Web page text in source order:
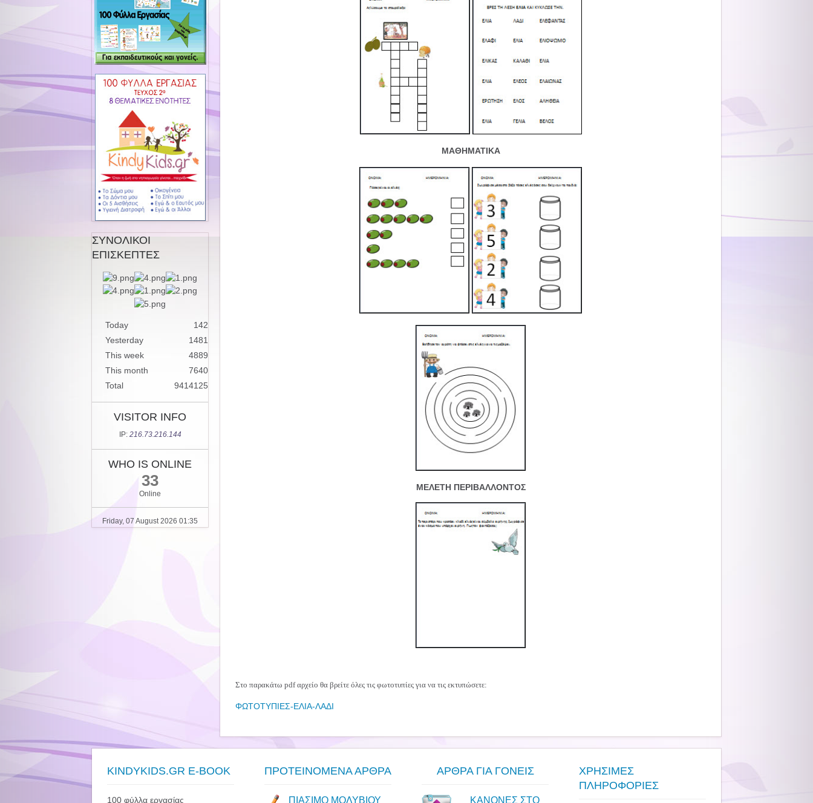
ΜΑΘΗΜΑΤΙΚΑ
ΜΕΛΕΤΗ ΠΕΡΙΒΑΛΛΟΝΤΟΣ
Στο παρακάτω pdf αρχείο θα βρείτε όλες τις φωτοτυπίες για να τις εκτυπώσετε:
ΦΩΤΟΤΥΠΙΕΣ-ΕΛΙΑ-ΛΑΔΙ
ΣΥΝΟΛΙΚΟΙ
ΕΠΙΣΚΕΠΤΕΣ
Today
142
Yesterday
1481
This week
4889
This month
7640
Total
9414125
VISITOR INFO
IP: 216.73.216.144
WHO IS ONLINE
33
Online
Friday, 07 August 2026 01:35
KINDYKIDS.GR E-BOOK
100 φύλλα εργασίας
ΠΡΟΤΕΙΝΟΜΕΝΑ ΑΡΘΡΑ
ΠΙΑΣΙΜΟ ΜΟΛΥΒΙΟΥ
ΑΡΘΡΑ ΓΙΑ ΓΟΝΕΙΣ
ΚΑΝΟΝΕΣ ΣΤΟ
ΧΡΗΣΙΜΕΣ
ΠΛΗΡΟΦΟΡΙΕΣ